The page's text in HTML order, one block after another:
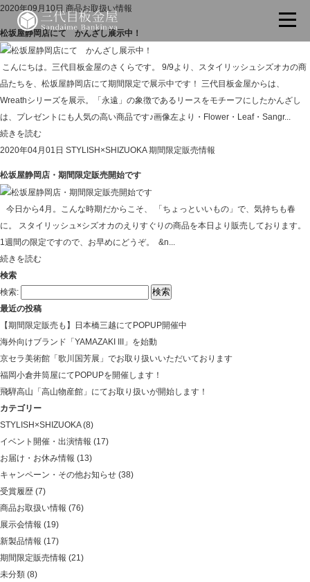
2020年09月10日 商品お取扱い情報
松坂屋静岡店にて かんざし展示中！
こんにちは。三代目板金屋のさくらです。 9/9より、スタイリッシュシズオカの商
品たちを、松坂屋静岡店にて期間限定で展示中です！ 三代目板金屋からは、
Wreathシリーズを展示。「永遠」の象徴であるリースをモチーフにしたかんざし
は、プレゼントにも人気の高い商品です♪画像左より・Flower・Leaf・Sangr...
続きを読む
2020年04月01日 STYLISH×SHIZUOKA 期間限定販売情報
松坂屋静岡店・期間限定販売開始です
今日から4月。こんな時期だからこそ、 「ちょっといいもの」で、気持ちも春
に。 スタイリッシュ×シズオカのえりすぐりの商品を本日より販売しております。
1週間の限定ですので、お早めにどうぞ。 &n...
続きを読む
検索
検索:
最近の投稿
【期間限定販売も】日本橋三越にてPOPUP開催中
海外向けブランド「YAMAZAKI III」を始動
京セラ美術館「歌川国芳展」でお取り扱いいただいております
福岡小倉井筒屋にてPOPUPを開催します！
飛騨高山「高山物産館」にてお取り扱いが開始します！
カテゴリー
STYLISH×SHIZUOKA(8)
イベント開催・出演情報 (17)
お届け・お休み情報 (13)
キャンペーン・その他お知らせ (38)
受賞履歴 (7)
商品お取扱い情報 (76)
展示会情報 (19)
新製品情報 (17)
期間限定販売情報 (21)
未分類 (8)